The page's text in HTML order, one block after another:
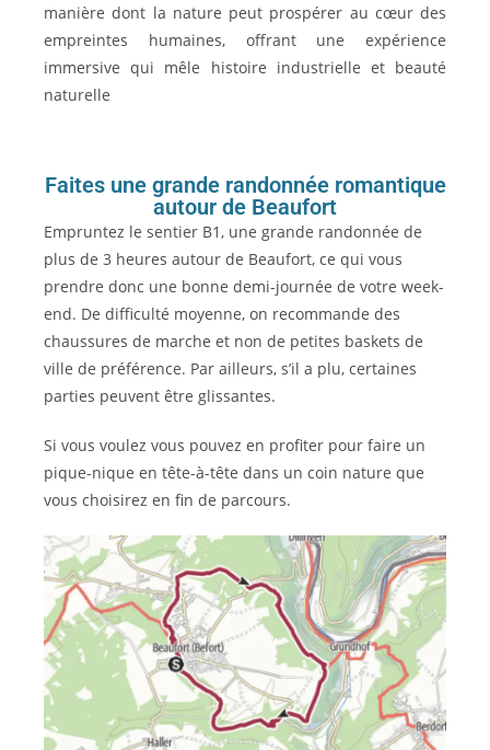
manière dont la nature peut prospérer au cœur des
empreintes humaines, offrant une expérience
immersive qui mêle histoire industrielle et beauté
naturelle
Faites une grande randonnée romantique
autour de Beaufort
Empruntez le sentier B1, une grande randonnée de
plus de 3 heures autour de Beaufort, ce qui vous
prendre donc une bonne demi-journée de votre week-
end. De difficulté moyenne, on recommande des
chaussures de marche et non de petites baskets de
ville de préférence. Par ailleurs, s’il a plu, certaines
parties peuvent être glissantes.
Si vous voulez vous pouvez en profiter pour faire un
pique-nique en tête-à-tête dans un coin nature que
vous choisirez en fin de parcours.